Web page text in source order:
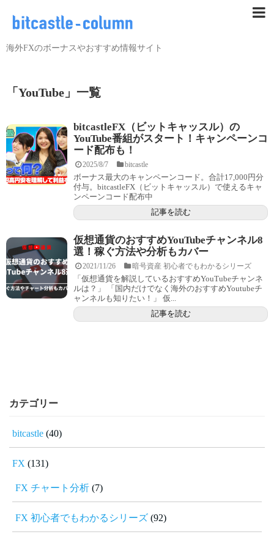
海外FXのボーナスやおすすめ情報サイト
「 YouTube 」 一覧
bitcastleFX（ビットキャッスル）の
YouTube番組がスタート！キャンペーンコ
ード配布も！
2025/8/7 bitcastle
ボーナス最大のキャンペーンコード。合計17,000円分
付与。bitcastleFX（ビットキャッスル）で使えるキャ
ンペーンコード配布中
記事を読む
仮想通貨のおすすめYouTubeチャンネル8
選！稼ぐ方法や分析もカバー
2021/11/26 暗号資産 初心者でもわかるシリーズ
「仮想通貨を解説しているおすすめYouTubeチャンネ
ルは？」 「国内だけでなく海外のおすすめYoutubeチ
ャンネルも知りたい！」 仮...
記事を読む
カテゴリー
bitcastle (40)
FX (131)
FX チャート分析 (7)
FX 初心者でもわかるシリーズ (92)